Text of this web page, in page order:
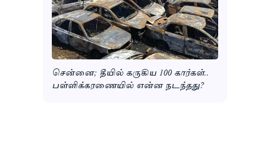
சென்னை; தீயில் கருகிய 100 கார்கள்..
பள்ளிக்கரணையில் என்ன நடந்தது?